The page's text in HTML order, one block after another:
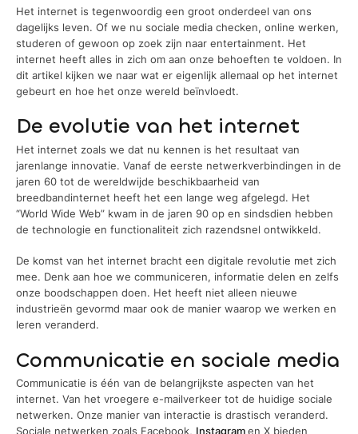
Het internet is tegenwoordig een groot onderdeel van ons
dagelijks leven. Of we nu sociale media checken, online werken,
studeren of gewoon op zoek zijn naar entertainment. Het
internet heeft alles in zich om aan onze behoeften te voldoen. In
dit artikel kijken we naar wat er eigenlijk allemaal op het internet
gebeurt en hoe het onze wereld beïnvloedt.
De evolutie van het internet
Het internet zoals we dat nu kennen is het resultaat van
jarenlange innovatie. Vanaf de eerste netwerkverbindingen in de
jaren 60 tot de wereldwijde beschikbaarheid van
breedbandinternet heeft het een lange weg afgelegd. Het
“World Wide Web” kwam in de jaren 90 op en sindsdien hebben
de technologie en functionaliteit zich razendsnel ontwikkeld.
De komst van het internet bracht een digitale revolutie met zich
mee. Denk aan hoe we communiceren, informatie delen en zelfs
onze boodschappen doen. Het heeft niet alleen nieuwe
industrieën gevormd maar ook de manier waarop we werken en
leren veranderd.
Communicatie en sociale media
Communicatie is één van de belangrijkste aspecten van het
internet. Van het vroegere e-mailverkeer tot de huidige sociale
netwerken. Onze manier van interactie is drastisch veranderd.
Sociale netwerken zoals Facebook, Instagramen X bieden